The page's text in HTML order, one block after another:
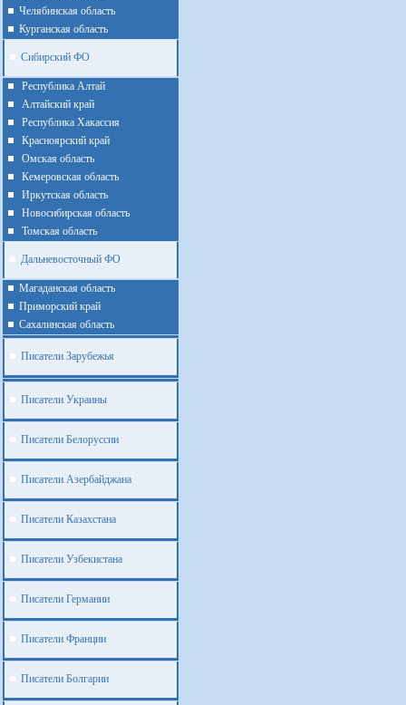
Челябинская область
Курганская область
Сибирский ФО
Республика Алтай
Алтайcкий край
Республика Хакассия
Красноярский край
Омская область
Кемеровская область
Иркутская область
Новосибирская область
Томская область
Дальневосточный ФО
Магаданская область
Приморский край
Cахалинская область
Писатели Зарубежья
Писатели Украины
Писатели Белоруссии
Писатели Азербайджана
Писатели Казахстана
Писатели Узбекистана
Писатели Германии
Писатели Франции
Писатели Болгарии